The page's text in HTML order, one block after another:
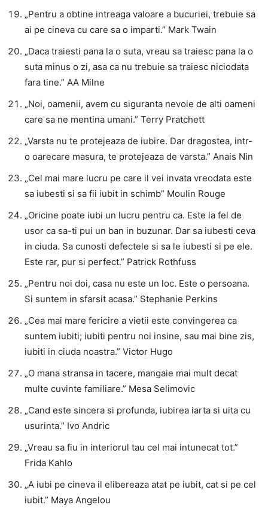
„Pentru a obtine intreaga valoare a bucuriei, trebuie sa
ai pe cineva cu care sa o imparti.” Mark Twain
„Daca traiesti pana la o suta, vreau sa traiesc pana la o
suta minus o zi, asa ca nu trebuie sa traiesc niciodata
fara tine.” AA Milne
„Noi, oamenii, avem cu siguranta nevoie de alti oameni
care sa ne mentina umani.” Terry Pratchett
„Varsta nu te protejeaza de iubire. Dar dragostea, intr-
o oarecare masura, te protejeaza de varsta.” Anais Nin
„Cel mai mare lucru pe care il vei invata vreodata este
sa iubesti si sa fii iubit in schimb” Moulin Rouge
„Oricine poate iubi un lucru pentru ca. Este la fel de
usor ca sa-ti pui un ban in buzunar. Dar sa iubesti ceva
in ciuda. Sa cunosti defectele si sa le iubesti si pe ele.
Este rar, pur si perfect.” Patrick Rothfuss
„Pentru noi doi, casa nu este un loc. Este o persoana.
Si suntem in sfarsit acasa.” Stephanie Perkins
„Cea mai mare fericire a vietii este convingerea ca
suntem iubiti; iubiti pentru noi insine, sau mai bine zis,
iubiti in ciuda noastra.” Victor Hugo
„O mana stransa in tacere, mangaie mai mult decat
multe cuvinte familiare.” Mesa Selimovic
„Cand este sincera si profunda, iubirea iarta si uita cu
usurinta.” Ivo Andric
„Vreau sa fiu in interiorul tau cel mai intunecat tot.”
Frida Kahlo
„A iubi pe cineva il elibereaza atat pe iubit, cat si pe cel
iubit.” Maya Angelou